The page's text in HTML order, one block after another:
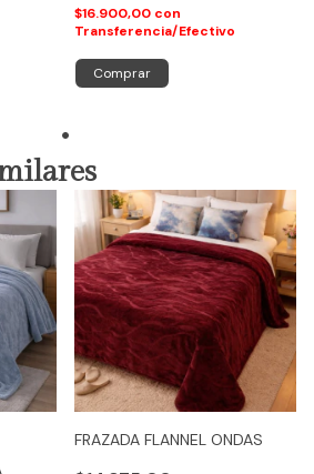
$16.900,00 con
Transferencia/Efectivo
Comprar
FRAZADA FLANNEL ONDAS